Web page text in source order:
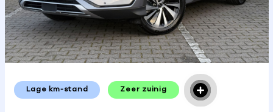
Lage km-stand Zeer zuinig